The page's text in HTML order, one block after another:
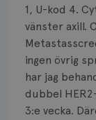
1, U-kod 4.
vänster axill.
ingen övrig
har jag
dubbel
3:e vecka.
Risker
Spridd
Strålning
Vätska